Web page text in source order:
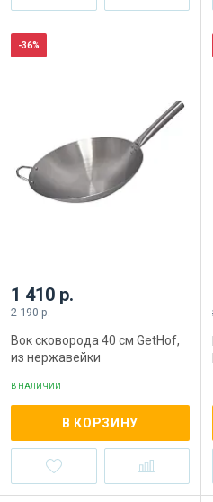
1 410 р.
2 190 р.
Вок сковорода 40 см GetHof,
из нержавейки
В НАЛИЧИИ
В КОРЗИНУ
-36%